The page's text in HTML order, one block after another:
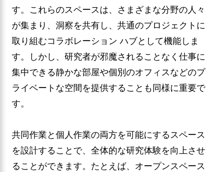
す。これらのスペースは、さまざまな分野の人々
が集まり、洞察を共有し、共通のプロジェクトに
取り組むコラボレーション ハブとして機能しま
す。しかし、研究者が邪魔されることなく仕事に
集中できる静かな部屋や個別のオフィスなどのプ
ライベートな空間を提供することも同様に重要で
す。
共同作業と個人作業の両方を可能にするスペース
を設計することで、全体的な研究体験を向上させ
ることができます。たとえば、オープンスペース